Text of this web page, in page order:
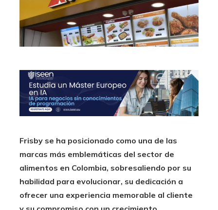
Frisby se ha posicionado como una de las
marcas más emblemáticas del sector de
alimentos en Colombia, sobresaliendo por su
habilidad para evolucionar, su dedicación a
ofrecer una experiencia memorable al cliente